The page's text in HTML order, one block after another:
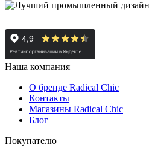
Наша компания
О бренде Radical Chic
Контакты
Магазины Radical Chic
Блог
Покупателю